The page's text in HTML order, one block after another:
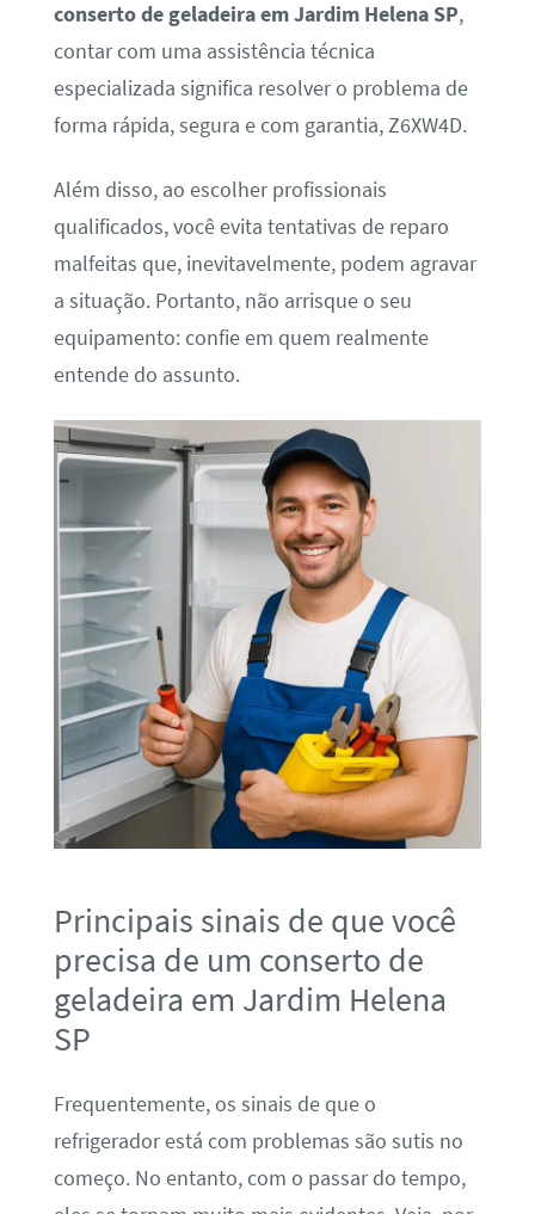
conserto de geladeira em Jardim Helena SP,
contar com uma assistência técnica
especializada significa resolver o problema de
forma rápida, segura e com garantia, Z6XW4D.
Além disso, ao escolher profissionais
qualificados, você evita tentativas de reparo
malfeitas que, inevitavelmente, podem agravar
a situação. Portanto, não arrisque o seu
equipamento: confie em quem realmente
entende do assunto.
Principais sinais de que você
precisa de um conserto de
geladeira em Jardim Helena
SP
Frequentemente, os sinais de que o
refrigerador está com problemas são sutis no
começo. No entanto, com o passar do tempo,